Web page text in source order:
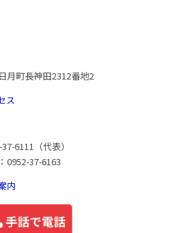
月町長神田2312番地2
ス
6111（代表）
0952-37-6163
内